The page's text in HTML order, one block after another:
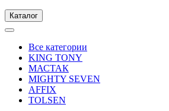
Каталог
Все категории
KING TONY
МАСТАК
MIGHTY SEVEN
AFFIX
TOLSEN